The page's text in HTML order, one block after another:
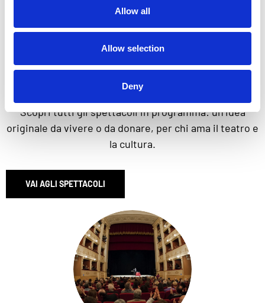
Allow all
Allow selection
Deny
REGALA EMOZIONI,
SCEGLI UNO
SPETTACOLO
Scopri tutti gli spettacoli in programma: un’idea
originale da vivere o da donare, per chi ama il teatro e
la cultura.
VAI AGLI SPETTACOLI